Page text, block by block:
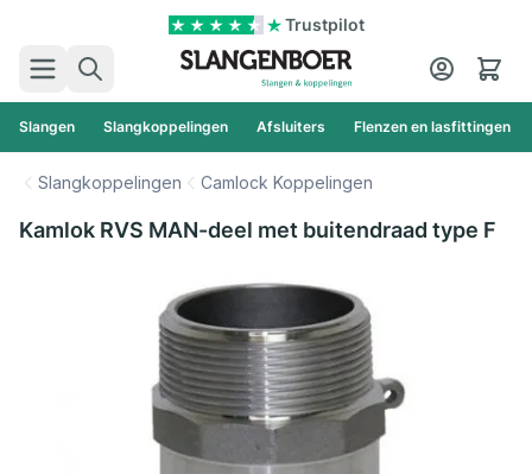
Trustpilot
Zoek
Cart
Slangen Slangkoppelingen Afsluiters Flenzen en lasfittingen
Slangkoppelingen Camlock Koppelingen
Kamlok RVS MAN-deel met buitendraad type F